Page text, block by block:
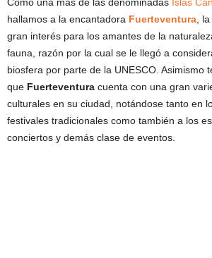
hallamos a la encantadora Fuerteventura ,
gran interés para los amantes de la
fauna, razón por la cual se le llegó a
biosfera por parte de la UNESCO. Asimismo
que Fuerteventura cuenta con una gran
culturales en su ciudad, notándose tanto en
festivales tradicionales como también a los
conciertos y demás clase de eventos.